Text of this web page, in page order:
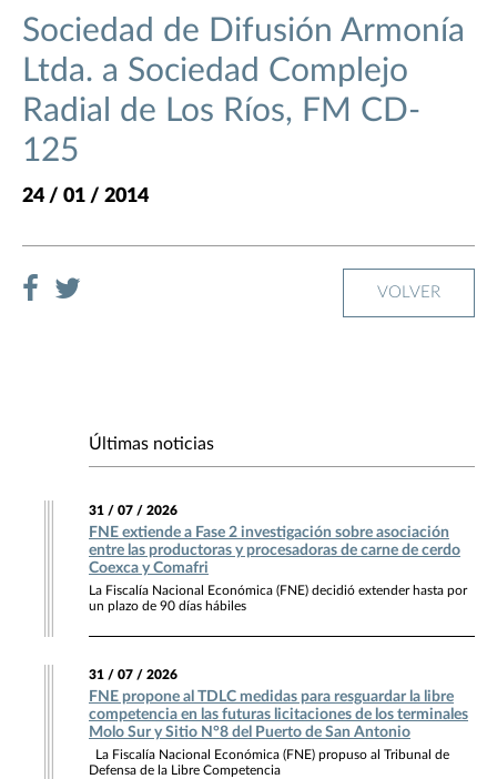
Sociedad de Difusión Armonía
Ltda. a Sociedad Complejo
Radial de Los Ríos, FM CD-
125
24 / 01 / 2014
VOLVER
Últimas noticias
31 / 07 / 2026
FNE extiende a Fase 2 investigación sobre asociación
entre las productoras y procesadoras de carne de cerdo
Coexca y Comafri
La Fiscalía Nacional Económica (FNE) decidió extender hasta por
un plazo de 90 días hábiles
31 / 07 / 2026
FNE propone al TDLC medidas para resguardar la libre
competencia en las futuras licitaciones de los terminales
Molo Sur y Sitio N°8 del Puerto de San Antonio
La Fiscalía Nacional Económica (FNE) propuso al Tribunal de
Defensa de la Libre Competencia